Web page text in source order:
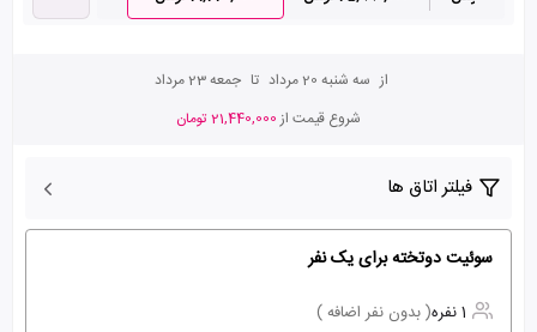
از سه شنبه 20 مرداد تا جمعه 23 مرداد
شروع قیمت از21,440,000 تومان
فیلتر اتاق ها
سوئیت دوتخته برای یک نفر
1 نفره
( بدون نفر اضافه )